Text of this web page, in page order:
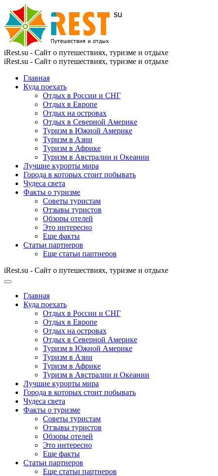
iRest.su - Сайт о путешествиях, туризме и отдыхе
iRest.su - Сайт о путешествиях, туризме и отдыхе
Главная
Куда поехать
Отдых в России и СНГ
Отдых в Европе
Отдых на островах
Отдых в Северной Америке
Туризм в Южной Америке
Туризм в Азии
Туризм в Африке
Туризм в Австралии и Океании
Лучшие курорты мира
Города в которых стоит побывать
Чудеса света
Факты о туризме
Советы туристам
Отзывы туристов
Обзоры отелей
Это интересно
Еще факты
Статьи партнеров
Еще статьи партнеров
iRest.su - Сайт о путешествиях, туризме и отдыхе
Главная
Куда поехать
Отдых в России и СНГ
Отдых в Европе
Отдых на островах
Отдых в Северной Америке
Туризм в Южной Америке
Туризм в Азии
Туризм в Африке
Туризм в Австралии и Океании
Лучшие курорты мира
Города в которых стоит побывать
Чудеса света
Факты о туризме
Советы туристам
Отзывы туристов
Обзоры отелей
Это интересно
Еще факты
Статьи партнеров
Еще статьи партнеров